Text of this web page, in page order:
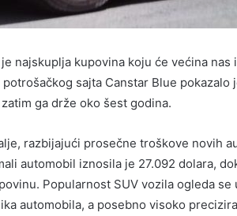
najskuplja kupovina koju će većina
sajta Canstar Blue
ga drže oko šest godina.
razbijajući prosečne troškove novih
automobil iznosila je 27.092 dolara,
Popularnost SUV vozila ogleda
automobila, a posebno visoko